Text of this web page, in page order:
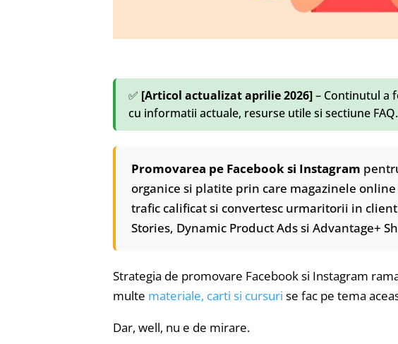
✅ [Articol actualizat aprilie 2026]– Continutul a
cu informatii actuale, resurse utile si sectiune FAQ.
Promovarea pe Facebook si Instagram
organice si platite prin care magazinele
trafic calificat si convertesc urmaritorii in
Stories, Dynamic Product Ads si Advantage+
Strategia de promovare Facebook si Instagram
multe materiale, carti si cursuri se fac pe tema
Dar, well, nu e de mirare.